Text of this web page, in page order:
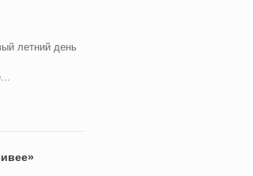
летний день